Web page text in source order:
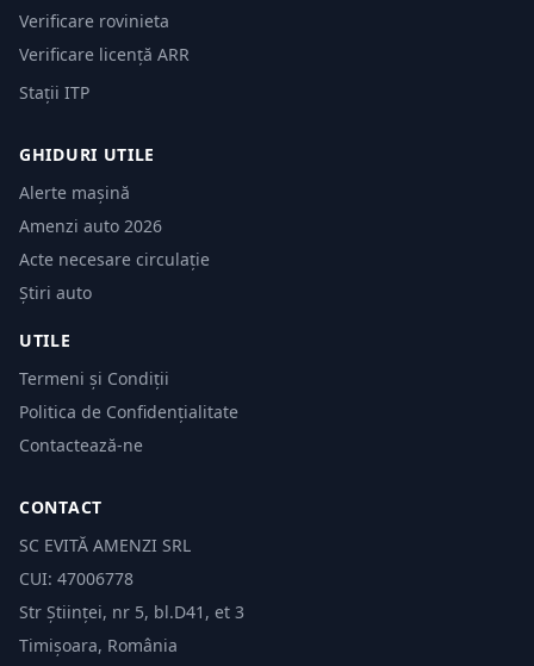
Verificare rovinieta
Verificare licență ARR
Stații ITP
GHIDURI UTILE
Alerte mașină
Amenzi auto 2026
Acte necesare circulație
Știri auto
UTILE
Termeni și Condiții
Politica de Confidențialitate
Contactează-ne
CONTACT
SC EVITĂ AMENZI SRL
CUI: 47006778
Str Științei, nr 5, bl.D41, et 3
Timișoara, România